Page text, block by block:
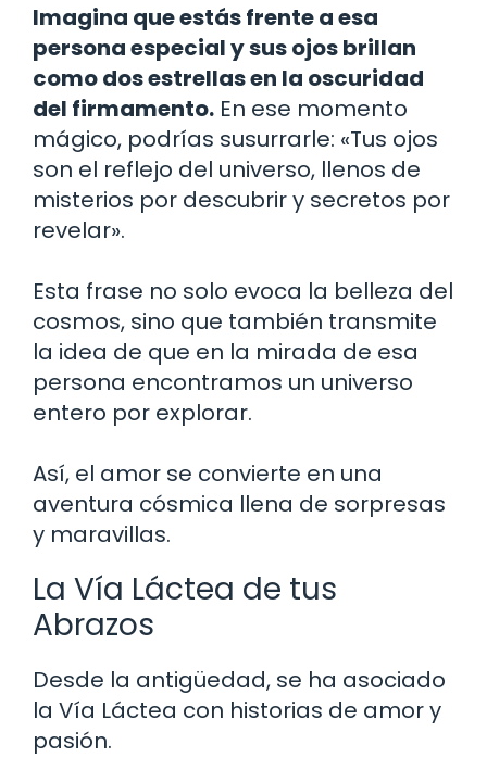
Imagina que estás frente a esa
persona especial y sus ojos brillan
como dos estrellas en la oscuridad
del firmamento. En ese momento
mágico, podrías susurrarle: «Tus ojos
son el reflejo del universo, llenos de
misterios por descubrir y secretos por
revelar».
Esta frase no solo evoca la belleza del
cosmos, sino que también transmite
la idea de que en la mirada de esa
persona encontramos un universo
entero por explorar.
Así, el amor se convierte en una
aventura cósmica llena de sorpresas
y maravillas.
La Vía Láctea de tus
Abrazos
Desde la antigüedad, se ha asociado
la Vía Láctea con historias de amor y
pasión.